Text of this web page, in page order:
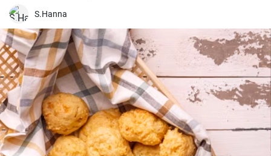
S.Hanna